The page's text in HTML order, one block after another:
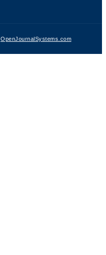
OpenJournalSystems.com